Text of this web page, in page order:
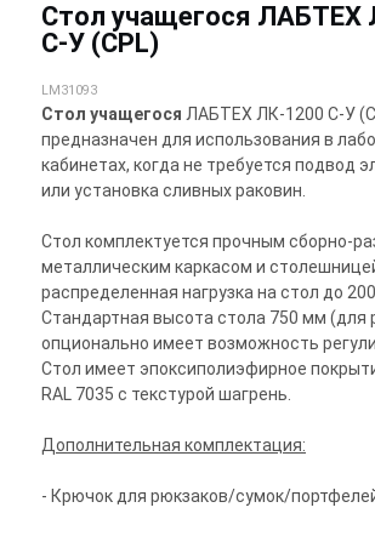
Стол учащегося ЛАБТЕХ
С-У (CPL)
LM31093
Стол учащегося ЛАБТЕХ ЛК-1200 С-У
предназначен для использования в
кабинетах, когда не требуется подвод
или установка сливных раковин.
Стол комплектуется прочным сборно-
металлическим каркасом и
распределенная нагрузка на стол до 200
Стандартная высота стола 750 мм (для
опционально имеет возможность
Стол имеет эпоксиполиэфирное
RAL 7035 с текстурой шагрень.
Дополнительная комплектация:
- Крючок для рюкзаков/сумок/